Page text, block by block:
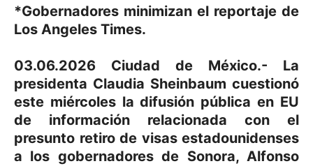
*Gobernadores minimizan el reportaje de
Los Angeles Times.
03.06.2026 Ciudad de México.- La
presidenta Claudia Sheinbaum cuestionó
este miércoles la difusión pública en EU
de información relacionada con el
presunto retiro de visas estadounidenses
a los gobernadores de Sonora, Alfonso